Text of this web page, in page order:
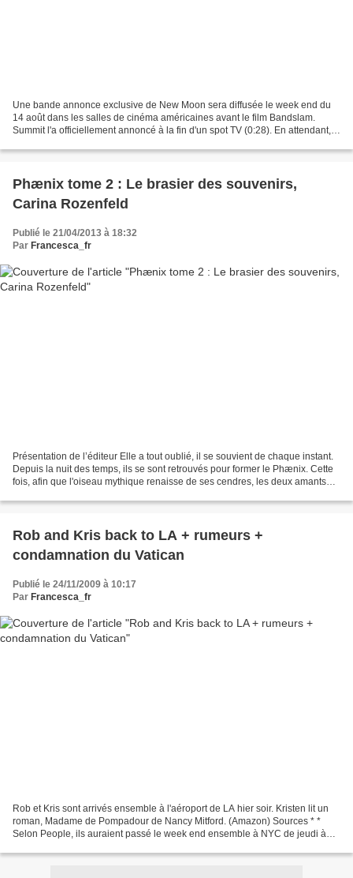
Une bande annonce exclusive de New Moon sera diffusée le week end du
14 août dans les salles de cinéma américaines avant le film Bandslam.
Summit l'a officiellement annoncé à la fin d'un spot TV (0:28). En attendant,
Phænix tome 2 : Le brasier des souvenirs,
Carina Rozenfeld
Publié le 21/04/2013 à 18:32
Par Francesca_fr
Présentation de l’éditeur Elle a tout oublié, il se souvient de chaque instant.
Depuis la nuit des temps, ils se sont retrouvés pour former le Phænix. Cette
fois, afin que l'oiseau mythique renaisse de ses cendres, les deux amants
Rob and Kris back to LA + rumeurs +
condamnation du Vatican
Publié le 24/11/2009 à 10:17
Par Francesca_fr
Rob et Kris sont arrivés ensemble à l'aéroport de LA hier soir. Kristen lit un
roman, Madame de Pompadour de Nancy Mitford. (Amazon) Sources * *
Selon People, ils auraient passé le week end ensemble à NYC de jeudi à